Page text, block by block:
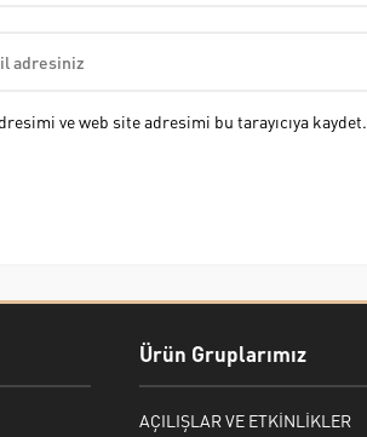
ve web site adresimi bu tarayıcıya kaydet.
Ürün Gruplarımız
AÇILIŞLAR VE ETKİNLİKLER